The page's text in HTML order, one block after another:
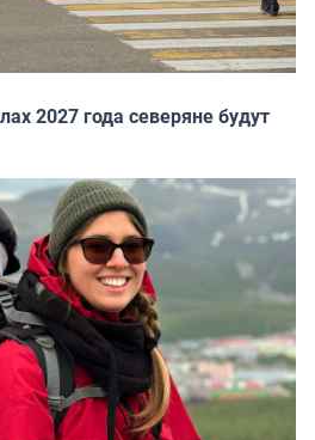
2027 года северяне будут